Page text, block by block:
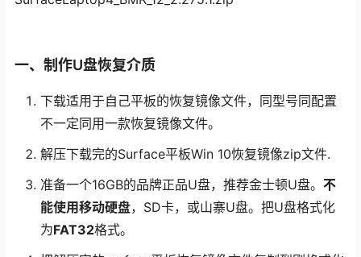
一、制作U盘恢复介质
下载适用于自己平板的恢复镜像文件，同型号同配置
不一定同用一款恢复镜像文件。
解压下载完的Surface平板Win 10恢复镜像zip文件.
准备一个16GB的品牌正品U盘，推荐金士顿U盘。 不
能使用移动硬盘，SD卡，或山寨U盘。把U盘格式化
为FAT32格式。